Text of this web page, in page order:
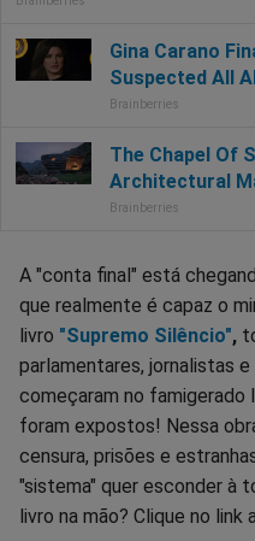
A "conta final" está
que realmente é capaz o
livro "Supremo Silêncio",
parlamentares, jornalistas
começaram no famigerado
foram expostos! Nessa
censura, prisões e
"sistema" quer esconder à
livro na mão? Clique no link